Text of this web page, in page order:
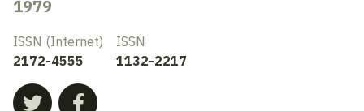
1979
ISSN (Internet)
2172-4555
ISSN
1132-2217